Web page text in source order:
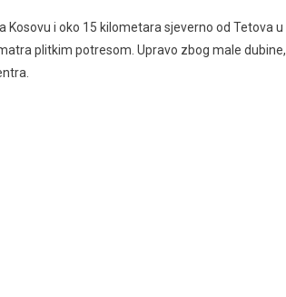
i oko 15 kilometara sjeverno od Tetova u
plitkim potresom. Upravo zbog male dubine,